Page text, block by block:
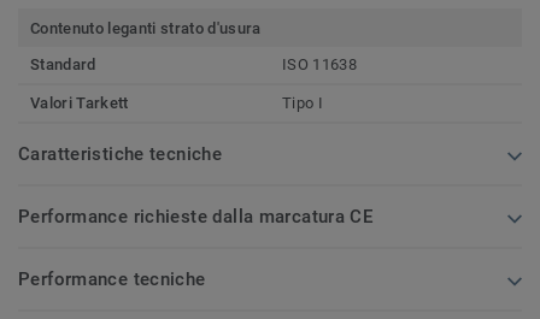
Contenuto leganti strato d'usura
Standard
ISO 11638
Valori Tarkett Tipo I
Caratteristiche tecniche
Performance richieste dalla marcatura CE
Performance tecniche